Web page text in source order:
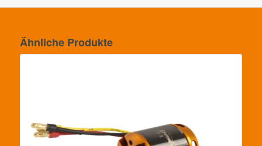
Ähnliche Produkte